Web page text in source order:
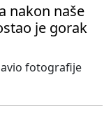
nakon naše
je gorak
fotografije